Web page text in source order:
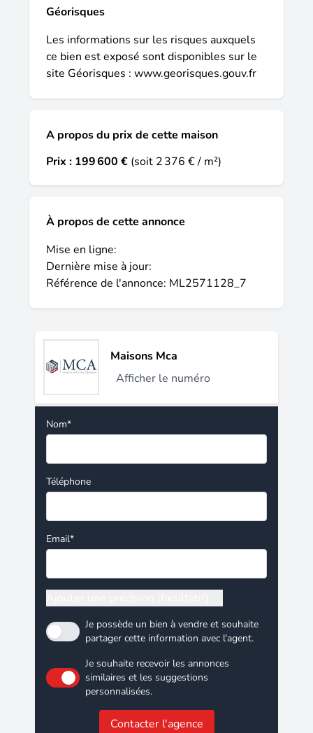
langon. Maryne lagorce se tient à votre
disposition pour vous accompagner dans
votre projet. Idée de réalisation en modèle
prêt à décorer sur l'un de nos terrains
partenaires, sous réserve de disponibilités.
Géorisques
Les informations sur les risques auxquels
ce bien est exposé sont disponibles sur le
site Géorisques : www.georisques.gouv.fr
A propos du prix de cette maison
Prix : 199 600 € (soit 2 376 € / m²)
À propos de cette annonce
Mise en ligne:
Dernière mise à jour:
Référence de l'annonce: ML2571128_7
Maisons Mca
Afficher le numéro
Nom*
Téléphone
Email*
Je possède un bien à vendre et souhaite
partager cette information avec l'agent.
Je souhaite recevoir les annonces
similaires et les suggestions
personnalisées.
Contacter l'agence